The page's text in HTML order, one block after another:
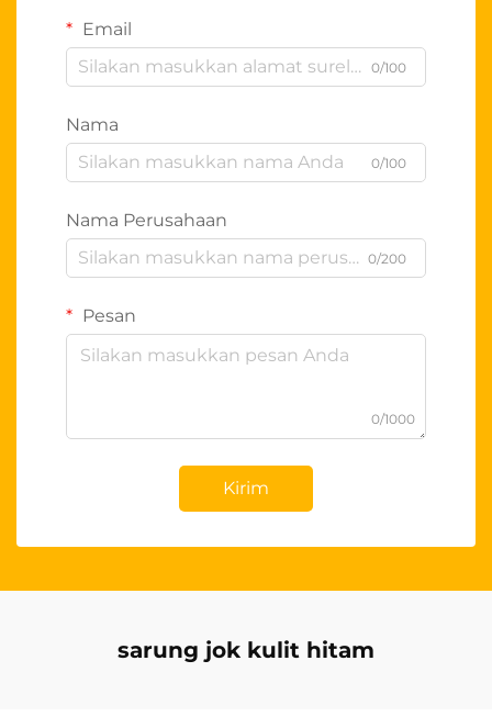
Email
0/100
Nama
0/100
Nama Perusahaan
0/200
Pesan
0/1000
Kirim
sarung jok kulit hitam